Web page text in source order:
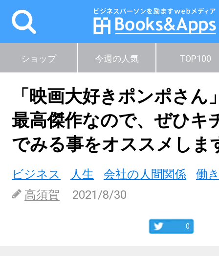
ショップ 今週の人気 TOP100
「映画大好きポンポさん
最高傑作なので、ぜひキ
でみる事をオススメしま
ビジネス 人生 会社の人間関係
働
高須賀
2021/8/30
0